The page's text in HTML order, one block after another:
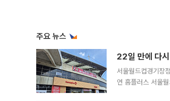
주요 뉴스
22일 만에 다
서울월드컵경기장
연 홈플러스 서울